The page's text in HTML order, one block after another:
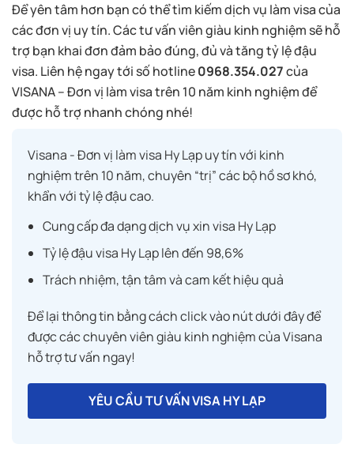
Để yên tâm hơn bạn có thể tìm kiếm dịch vụ làm visa của
các đơn vị uy tín. Các tư vấn viên giàu kinh nghiệm sẽ hỗ
trợ bạn khai đơn đảm bảo đúng, đủ và tăng tỷ lệ đậu
visa. Liên hệ ngay tới số hotline0968.354.027của
VISANA – Đơn vị làm visa trên 10 năm kinh nghiệm để
được hỗ trợ nhanh chóng nhé!
Visana - Đơn vị làm visa Hy Lạp uy tín với kinh
nghiệm trên 10 năm, chuyên “trị” các bộ hồ sơ khó,
khẩn với tỷ lệ đậu cao.
Cung cấp đa dạng dịch vụ xin visa Hy Lạp
Tỷ lệ đậu visa Hy Lạp lên đến 98,6%
Trách nhiệm, tận tâm và cam kết hiệu quả
Để lại thông tin bằng cách click vào nút dưới đây để
được các chuyên viên giàu kinh nghiệm của Visana
hỗ trợ tư vấn ngay!
YÊU CẦU TƯ VẤN VISA HY LẠP